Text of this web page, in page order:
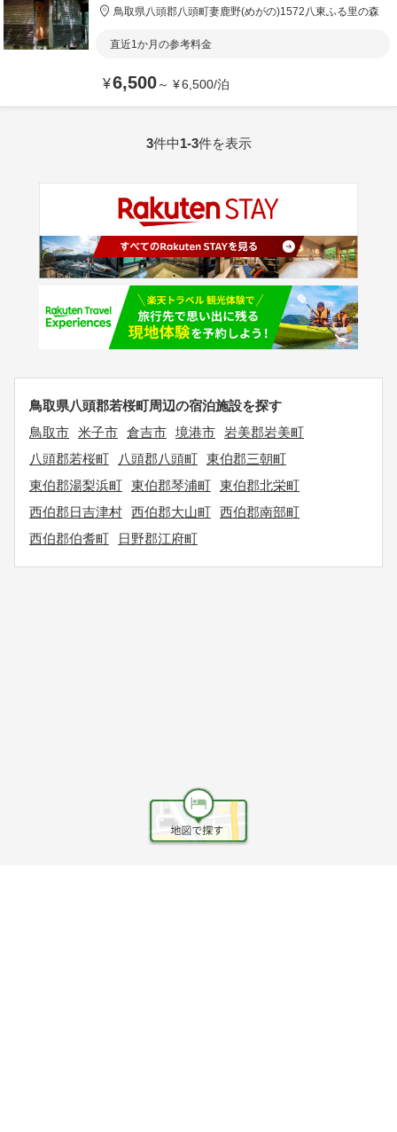
鳥取県八頭郡八頭町妻鹿野(めがの)1572八東ふる里の森
直近1か月の参考料金
¥6,500～ ¥6,500/泊
3件中1-3件を表示
鳥取県八頭郡若桜町周辺の宿泊施設を探す
鳥取市 米子市 倉吉市 境港市 岩美郡岩美町
八頭郡若桜町
八頭郡八頭町 東伯郡三朝町
東伯郡湯梨浜町 東伯郡琴浦町 東伯郡北栄町
西伯郡日吉津村 西伯郡大山町 西伯郡南部町
西伯郡伯耆町
日野郡江府町